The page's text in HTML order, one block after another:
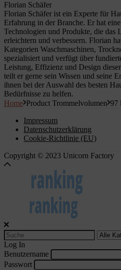
Florian Schäfer
Florian Schäfer ist ein Experte für
Erfahrung in der Branche. Er hat
Technologien und Produkte, die das
erleichtern und verbessern. Florian
Kategorien Waschmaschinen,
spezialisiert und verfügt über
Leistung, Effizienz und Design
teilt er gerne sein Wissen und seine
ihnen bei der Auswahl des besten
Bedürfnisse zu helfen.
Home Product Trommelvolumen 97 l
Impressum
Datenschutzerklärung
Cookie-Richtlinie (EU)
Copyright © 2023 Unicorn Factory
Search
for:
Log In
Benutzername
Passwort